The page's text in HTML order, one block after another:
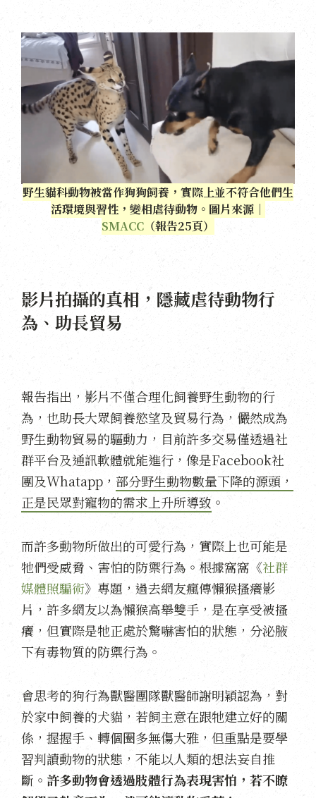
野生貓科動物被當作狗狗飼養，實際上並不符合他們生
活環境與習性，變相虐待動物。圖片來源｜
SMACC （報告25頁）
影片拍攝的真相，隱藏虐待動物行
為、助長貿易
報告指出，影片不僅合理化飼養野生動物的行
為，也助長大眾飼養慾望及貿易行為，儼然成為
野生動物貿易的驅動力，目前許多交易僅透過社
群平台及通訊軟體就能進行，像是Facebook社
團及Whatapp， 部分野生動物數量下降的源頭，
正是民眾對寵物的需求上升所導致 。
而許多動物所做出的可愛行為，實際上也可能是
牠們受威脅、害怕的防禦行為。根據窩窩《社群
媒體照騙術》專題，過去網友瘋傳懶猴搔癢影
片，許多網友以為懶猴高舉雙手，是在享受被搔
癢，但實際是牠正處於驚嚇害怕的狀態，分泌腋
下有毒物質的防禦行為。
會思考的狗行為獸醫團隊獸醫師謝明穎認為，對
於家中飼養的犬貓，若飼主意在跟牠建立好的關
係，握握手、轉個圈多無傷大雅，但重點是要學
習判讀動物的狀態，不能以人類的想法妄自推
斷。 許多動物會透過肢體行為表現害怕，若不瞭